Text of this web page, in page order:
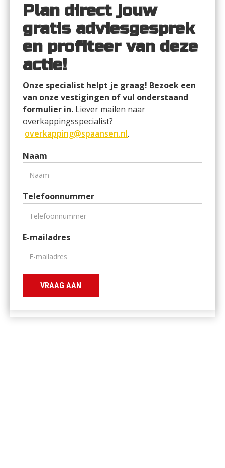
Plan direct jouw
gratis adviesgesprek
en profiteer van deze
actie!
Onze specialist helpt je graag! Bezoek een
van onze vestigingen of vul onderstaand
formulier in. Liever mailen naar
overkappingsspecialist?
overkapping@spaansen.nl.
Naam
Telefoonnummer
E-mailadres